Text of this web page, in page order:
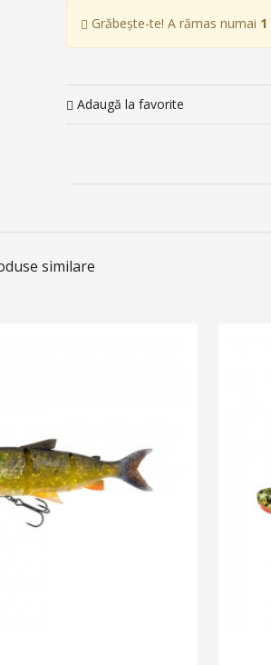
Grăbește-te! A rămas numai 1
Adaugă la favorite
similare